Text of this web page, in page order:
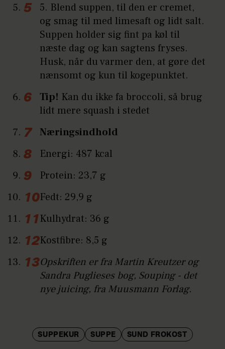
5. Blend suppen, til den er cremet,
og smag til med limesaft og lidt salt.
Suppen holder sig fint pa køl til
næste dag og kan sagtens fryses.
Husk, når du varmer den, at gøre det
nænsomt og kun til kogepunktet.
Tip! Kan du ikke fa broccoli, så brug
lidt mere squash i stedet
Næringsindhold
Energi: 487 kcal
Protein: 23,7 g
Fedt: 29,9 g
Kulhydrat: 36 g
Kostfibre: 8,5 g
Opskriften er fra Martin Kreutzer og
Sandra Puglieses bog, Souping - det
nye juicing, fra Muusmann Forlag.
SUPPEKUR SUPPE SUND FROKOST